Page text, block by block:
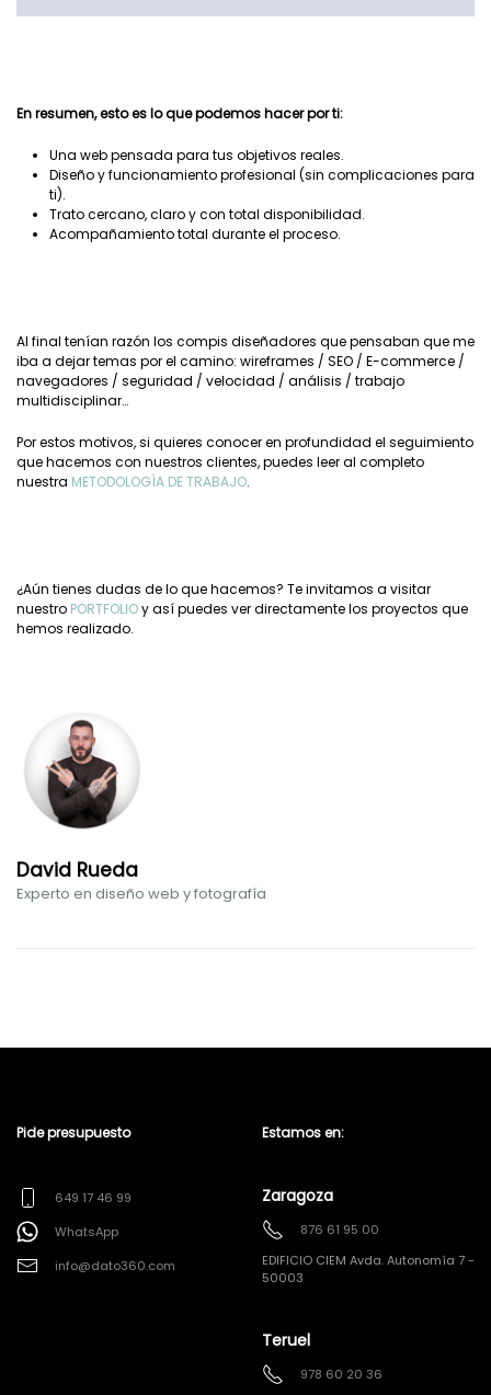
David Rueda
Experto en diseño web y fotografía
En resumen, esto es lo que podemos hacer por ti:
Una web pensada para tus objetivos reales.
Diseño y funcionamiento profesional (sin complicaciones para
ti).
Trato cercano, claro y con total disponibilidad.
Acompañamiento total durante el proceso.
Al final tenían razón los compis diseñadores que pensaban que me
iba a dejar temas por el camino: wireframes / SEO / E-commerce /
navegadores / seguridad / velocidad / análisis / trabajo
multidisciplinar…
Por estos motivos, si quieres conocer en profundidad el seguimiento
que hacemos con nuestros clientes, puedes leer al completo
nuestra METODOLOGÍA DE TRABAJO.
¿Aún tienes dudas de lo que hacemos? Te invitamos a visitar
nuestro PORTFOLIOy así puedes ver directamente los proyectos que
hemos realizado.
Pide presupuesto
649 17 46 99
WhatsApp
info@dato360.com
Estamos en:
Zaragoza
876 61 95 00
EDIFICIO CIEM Avda. Autonomía 7 -
50003
Teruel
978 60 20 36